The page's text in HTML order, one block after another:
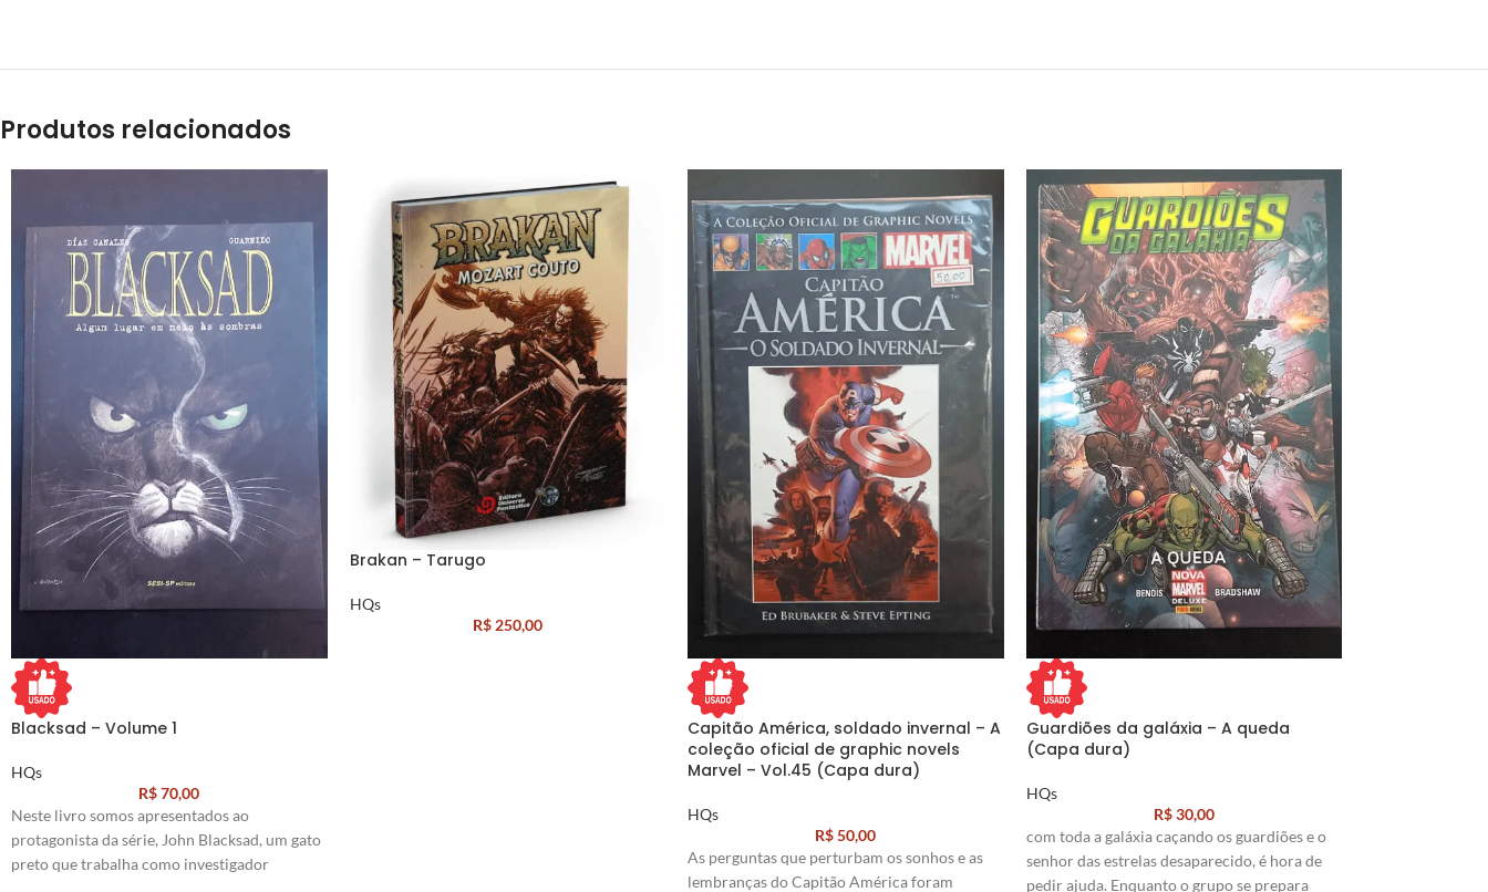
Produtos relacionados
Blacksad – Volume 1
HQs
R$70,00
Neste livro somos apresentados ao
protagonista da série, John Blacksad, um gato
preto que trabalha como investigador
Brakan – Tarugo
HQs
R$250,00
Capitão América, soldado invernal – A
coleção oficial de graphic novels
Marvel – Vol.45 (Capa dura)
HQs
R$50,00
As perguntas que perturbam os sonhos e as
lembranças do Capitão América foram
Guardiões da galáxia – A queda
(Capa dura)
HQs
R$30,00
com toda a galáxia caçando os guardiões e o
senhor das estrelas desaparecido, é hora de
pedir ajuda. Enquanto o grupo se prepara